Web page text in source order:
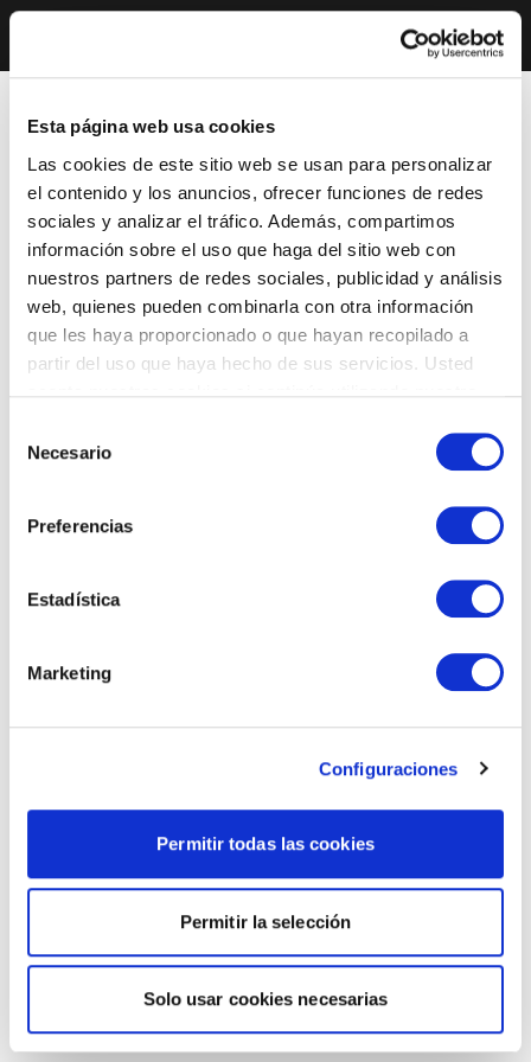
Esta página web usa cookies
Las cookies de este sitio web se usan para personalizar
el contenido y los anuncios, ofrecer funciones de redes
sociales y analizar el tráfico. Además, compartimos
información sobre el uso que haga del sitio web con
nuestros partners de redes sociales, publicidad y análisis
web, quienes pueden combinarla con otra información
que les haya proporcionado o que hayan recopilado a
partir del uso que haya hecho de sus servicios. Usted
Necesario
Preferencias
Estadística
Marketing
Configuraciones
Permitir todas las cookies
Permitir la selección
Solo usar cookies necesarias